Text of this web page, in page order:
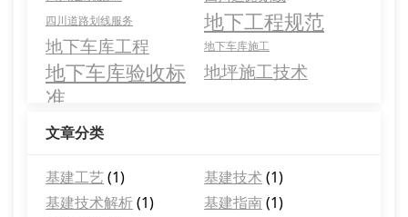
四川道路划线服务 地下工程规范
地下车库工程 地下车库施工
地下车库验收标
准
地坪施工技术
文章分类
基建工艺(1) 基建技术(1)
基建技术解析(1) 基建指南(1)